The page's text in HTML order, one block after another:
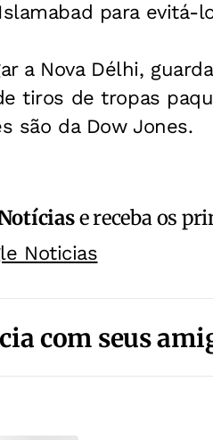
para evitá-
a Nova Délhi,
tiros de tropas
são da Dow Jones.
e receba os
Noticias
com seus